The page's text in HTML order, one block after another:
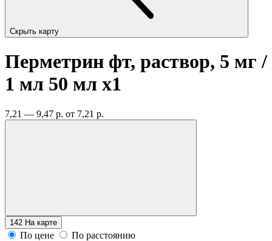
Скрыть карту
Перметрин фт, раствор, 5 мг /
1 мл 50 мл x1
7,21 — 9,47 р. от 7,21 р.
142 На карте
По цене
По расстоянию